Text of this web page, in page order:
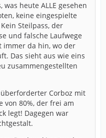
heute ALLE gesehen
keine eingespielte
Steilpass, der
und falsche Laufwege
immer da hin, wo der
Das sieht aus wie eins
zusammengestellten
Corboz mit
von 80%, der frei am
legt! Dagegen war